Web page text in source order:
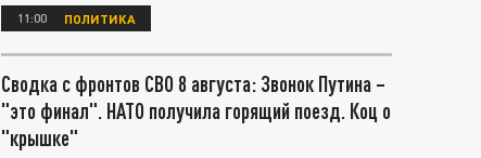
11:00 ПОЛИТИКА
Сводка с фронтов СВО 8 августа: Звонок Путина –
"это финал". НАТО получила горящий поезд. Коц о
"крышке"